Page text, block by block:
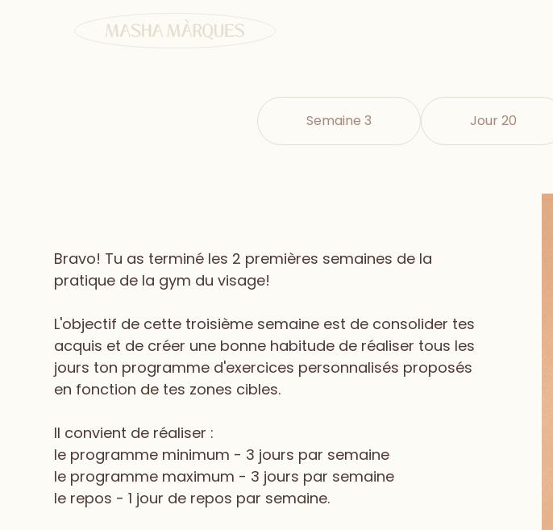
Semaine 3 Jour 20
Bravo! Tu as terminé les 2 premières semaines de la
pratique de la gym du visage!
L'objectif de cette troisième semaine est de consolider tes
acquis et de créer une bonne habitude de réaliser tous les
jours ton programme d'exercices personnalisés proposés
en fonction de tes zones cibles.
Il convient de réaliser :
le programme minimum - 3 jours par semaine
le programme maximum - 3 jours par semaine
le repos - 1 jour de repos par semaine.